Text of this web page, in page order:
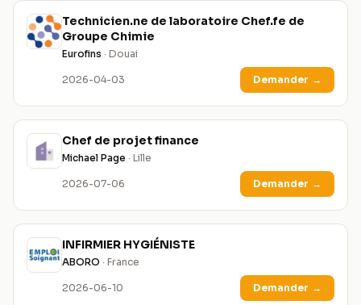
Technicien.ne de laboratoire Chef.fe de
Groupe Chimie
Eurofins · Douai
2026-04-03 Demander →
Chef de projet finance
Michael Page · Lille
2026-07-06 Demander →
INFIRMIER HYGIÉNISTE
ABORO · France
2026-06-10 Demander →